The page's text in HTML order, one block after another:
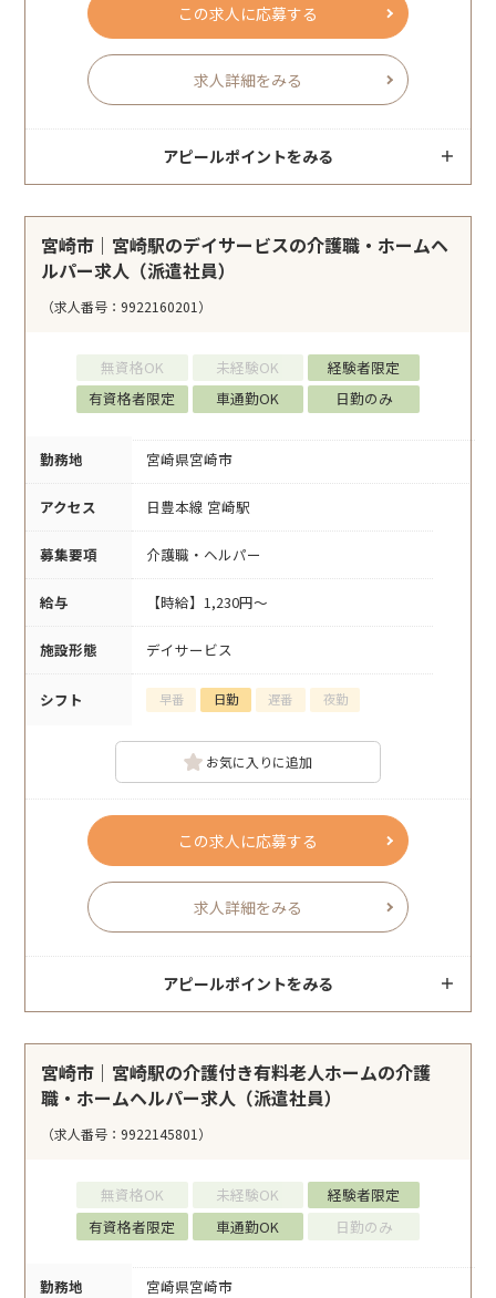
この求人に応募する
求人詳細をみる
アピールポイントをみる
宮崎市｜宮崎駅のデイサービスの介護職・ホームヘ
ルパー求人（派遣社員）
（求人番号：9922160201）
無資格OK 未経験OK
経験者限定
有資格者限定
車通勤OK 日勤のみ
勤務地 宮崎県宮崎市
アクセス 日豊本線 宮崎駅
募集要項 介護職・ヘルパー
給与 【時給】1,230円～
施設形態 デイサービス
シフト 早番 日勤 遅番 夜勤
お気に入りに追加
この求人に応募する
求人詳細をみる
アピールポイントをみる
宮崎市｜宮崎駅の介護付き有料老人ホームの介護
職・ホームヘルパー求人（派遣社員）
（求人番号：9922145801）
無資格OK 未経験OK
経験者限定
有資格者限定
車通勤OK 日勤のみ
勤務地 宮崎県宮崎市